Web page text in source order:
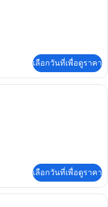
เลือกวันที่เพื่อดูราคา
เครื่องนอนระดับพรีเมียม, มินิบาร์, ตู้นิ
เลือกวันที่เพื่อดูราคา
เครื่องนอนระดับพรีเมียม, มินิบาร์, ตู้นิ